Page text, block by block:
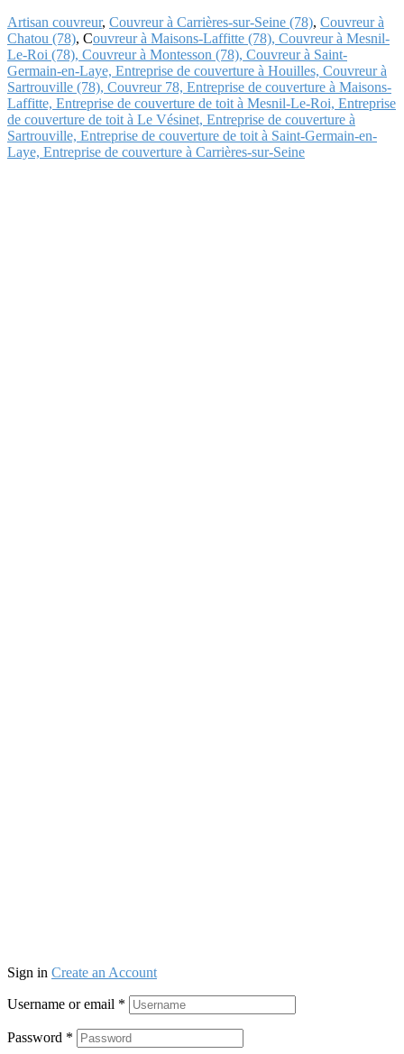
Artisan couvreur, Couvreur à Carrières-sur-Seine (78), Couvreur à
Chatou (78), Couvreur à Maisons-Laffitte (78), Couvreur à Mesnil-
Le-Roi (78), Couvreur à Montesson (78), Couvreur à Saint-
Germain-en-Laye, Entreprise de couverture à Houilles, Couvreur à
Sartrouville (78), Couvreur 78, Entreprise de couverture à Maisons-
Laffitte, Entreprise de couverture de toit à Mesnil-Le-Roi, Entreprise
de couverture de toit à Le Vésinet, Entreprise de couverture à
Sartrouville, Entreprise de couverture de toit à Saint-Germain-en-
Laye, Entreprise de couverture à Carrières-sur-Seine
Sign in Create an Account
Username or email *
Password *